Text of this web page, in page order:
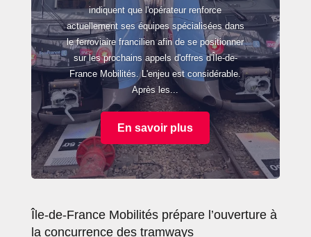
indiquent que l'opérateur renforce
actuellement ses équipes spécialisées dans
le ferroviaire francilien afin de se positionner
sur les prochains appels d'offres d'Île-de-
France Mobilités. L'enjeu est considérable.
Après les...
En savoir plus
Île-de-France Mobilités prépare l’ouverture à
la concurrence des tramways